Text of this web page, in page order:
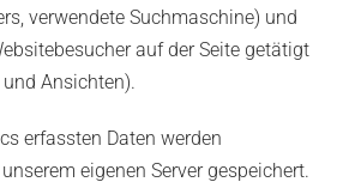
verwendete Suchmaschine) und
auf der Seite getätigt
Ansichten).
erfassten Daten werden
eigenen Server gespeichert.